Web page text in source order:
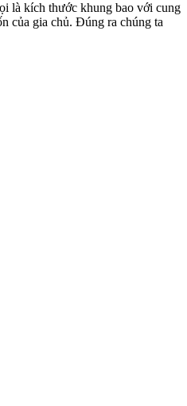
là kích thước khung bao với cung
của gia chủ. Đúng ra chúng ta